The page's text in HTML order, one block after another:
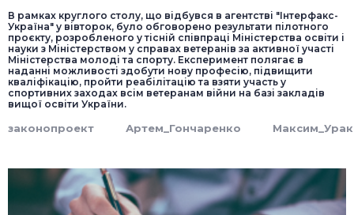
В рамках круглого столу, що відбувся в агентстві "Інтерфакс-
Україна" у вівторок, було обговорено результати пілотного
проєкту, розробленого у тісній співпраці Міністерства освіти і
науки з Міністерством у справах ветеранів за активної участі
Міністерства молоді та спорту. Експеримент полягає в
наданні можливості здобути нову професію, підвищити
кваліфікацію, пройти реабілітацію та взяти участь у
спортивних заходах всім ветеранам війни на базі закладів
вищої освіти України.
законопроект Артем_Гончаренко